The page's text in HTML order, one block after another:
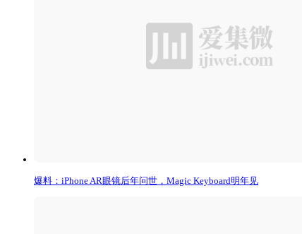
爆料：iPhone AR眼镜后年问世，Magic Keyboard明年见